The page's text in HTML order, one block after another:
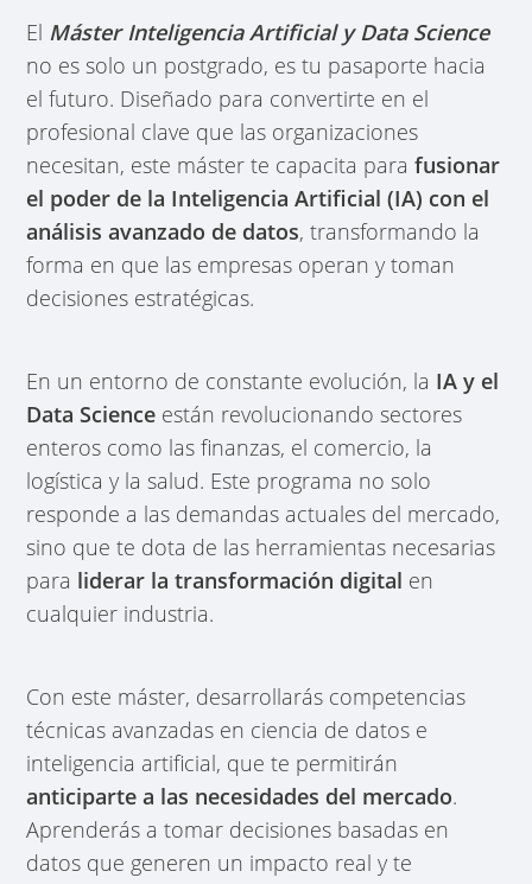
El Máster Inteligencia Artificial y Data Science
no es solo un postgrado, es tu pasaporte hacia
el futuro. Diseñado para convertirte en el
profesional clave que las organizaciones
necesitan, este máster te capacita parafusionar
el poder de la Inteligencia Artificial (IA) con el
análisis avanzado de datos, transformando la
forma en que las empresas operan y toman
decisiones estratégicas.
En un entorno de constante evolución, la IA y el
Data Science están revolucionando sectores
enteros como las finanzas, el comercio, la
logística y la salud. Este programa no solo
responde a las demandas actuales del mercado,
sino que te dota de las herramientas necesarias
para liderar la transformación digital en
cualquier industria.
Con este máster, desarrollarás competencias
técnicas avanzadas en ciencia de datos e
inteligencia artificial, que te permitirán
anticiparte a las necesidades del mercado.
Aprenderás a tomar decisiones basadas en
datos que generen un impacto real y te